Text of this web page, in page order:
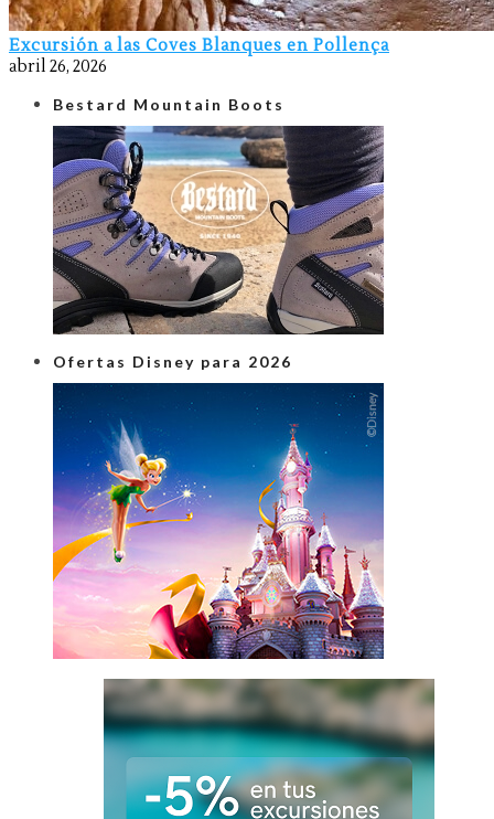
Excursión a las Coves Blanques en Pollença
abril 26, 2026
Bestard Mountain Boots
Ofertas Disney para 2026